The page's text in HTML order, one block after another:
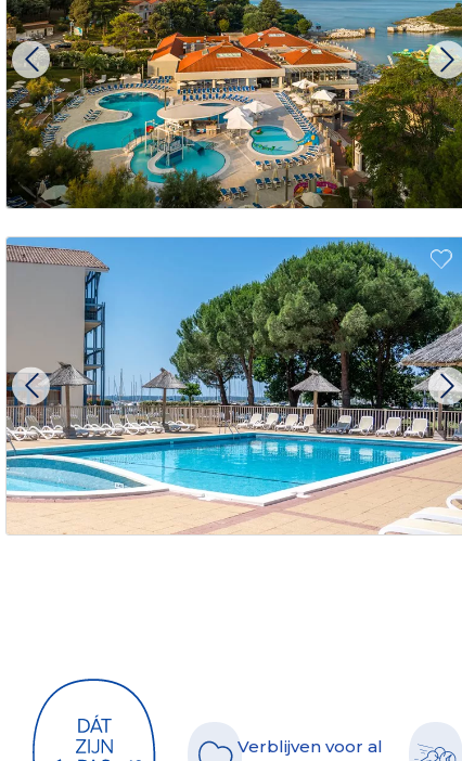
Verblijven voor al